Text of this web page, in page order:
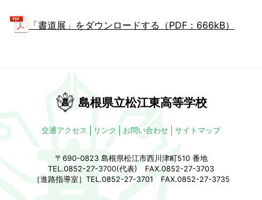
「書道展」をダウンロードする（PDF：666kB）
島根県立松江東高等学校
交通アクセス リンク お問い合わせ サイトマップ
〒690-0823 島根県松江市西川津町510 番地
TEL.0852-27-3700(代表) FAX.0852-27-3703
［進路指導室］TEL.0852-27-3701 FAX.0852-27-3735